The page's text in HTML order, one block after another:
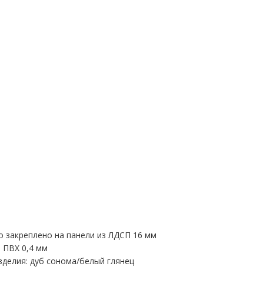
закреплено на панели из ЛДСП 16 мм
ПВХ 0,4 мм
дуб сонома/белый глянец